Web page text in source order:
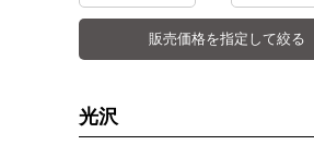
販売価格を指定して絞る
光沢